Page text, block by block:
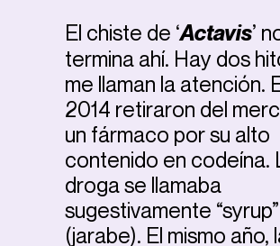
El chiste de ‘Actavis’
termina ahí. Hay dos
me llaman la atención.
2014 retiraron del
un fármaco por su alto
contenido en codeína.
droga se llamaba
sugestivamente “syrup”
(jarabe). El mismo año,